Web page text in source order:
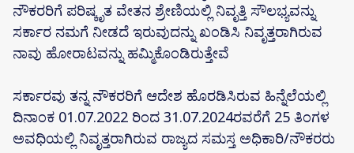
ನೌಕರರಿಗೆ ಪರಿಷ್ಕೃತ ವೇತನ ಶ್ರೇಣಿಯಲ್ಲಿ ನಿವೃತ್ತಿ ಸೌಲಭ್ಯವನ್ನು
ಸರ್ಕಾರ ನಮಗೆ ನೀಡದೆ ಇರುವುದನ್ನು ಖಂಡಿಸಿ ನಿವೃತ್ತರಾಗಿರುವ
ನಾವು ಹೋರಾಟವನ್ನು ಹಮ್ಮಿಕೊಂಡಿರುತ್ತೇವೆ
ಸರ್ಕಾರವು ತನ್ನ ನೌಕರರಿಗೆ ಆದೇಶ ಹೊರಡಿಸಿರುವ ಹಿನ್ನೆಲೆಯಲ್ಲಿ
ದಿನಾಂಕ 01.07.2022 ರಿಂದ 31.07.2024ರವರೆಗೆ 25 ತಿಂಗಳ
ಅವಧಿಯಲ್ಲಿ ನಿವೃತ್ತರಾಗಿರುವ ರಾಜ್ಯದ ಸಮಸ್ತ ಅಧಿಕಾರಿ/ನೌಕರರು